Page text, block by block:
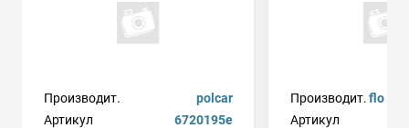
Производит.
polcar
Артикул
6720195e
Производит.flo
Артикул